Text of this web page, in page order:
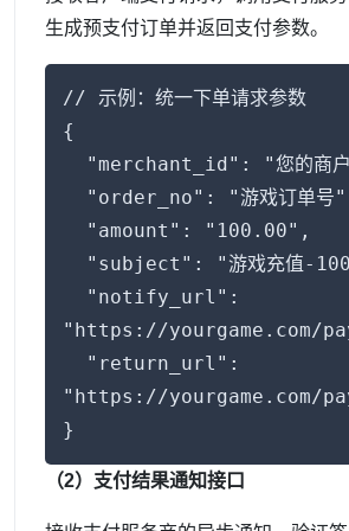
生成预支付订单并返回支付参数。
// 示例：统一下单请求参数
{
"merchant_id": "您的商
"order_no": "游戏订单号
"amount": "100.00",
"subject": "游戏充值-100
"notify_url":
"https://yourgame.com/
"return_url":
"https://yourgame.com/
}
（2）支付结果通知接口